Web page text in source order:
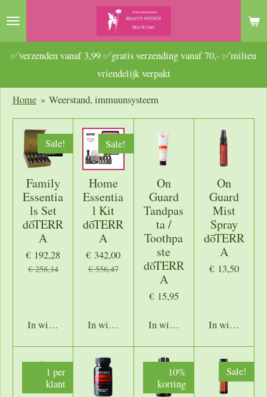
Ga
naar
hoofdinhoud
✅verzenden vanaf 3,99 ✅gratis verzending vanaf 70,- ✅milieu
vriendelijk verpakt
Home » Weerstand, immuunsysteem
Sale!
Family
Essentia
ls Set
dōTERR
A
€ 192,28
€ 258,14
In winkelwagen
Sale!
Home
Essentia
l Kit
dōTERR
A
€ 342,00
€ 556,47
In winkelwagen
On
Guard
Tandpas
ta /
Toothpa
ste
dōTERR
A
€ 15,95
In winkelwagen
On
Guard
Mist
Spray
dōTERR
A
€ 13,50
In
1 per
klant
10%
korting
Sale!